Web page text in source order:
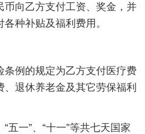
币向乙方支付工资、奖金，并
种补贴及福利费用。
条例的规定为乙方支付医疗费
退休养老金及其它劳保福利
五一”、“十一”等共七天国家